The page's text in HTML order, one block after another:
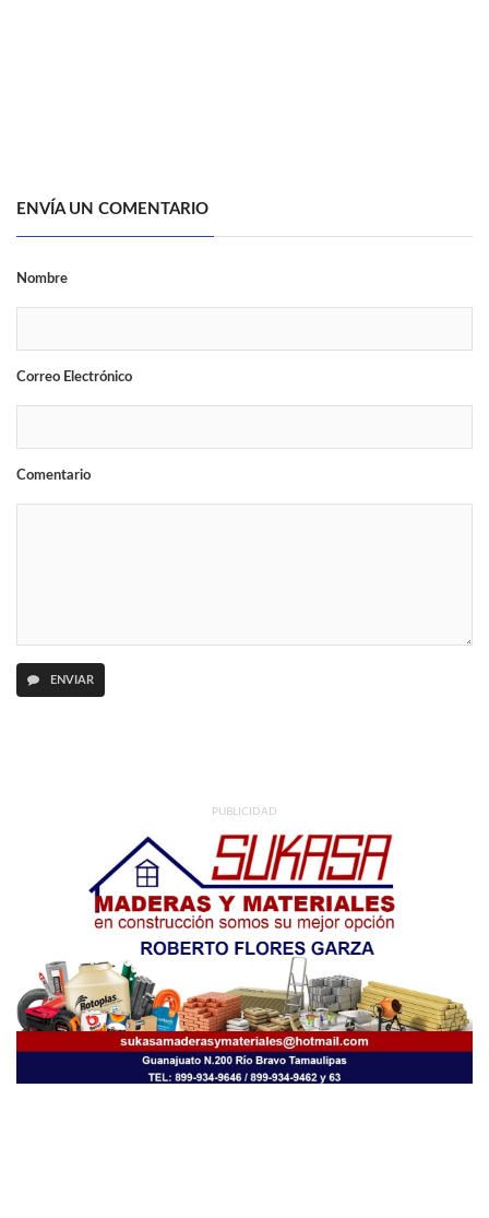
ENVÍA UN COMENTARIO
Nombre
Correo Electrónico
Comentario
ENVIAR
PUBLICIDAD